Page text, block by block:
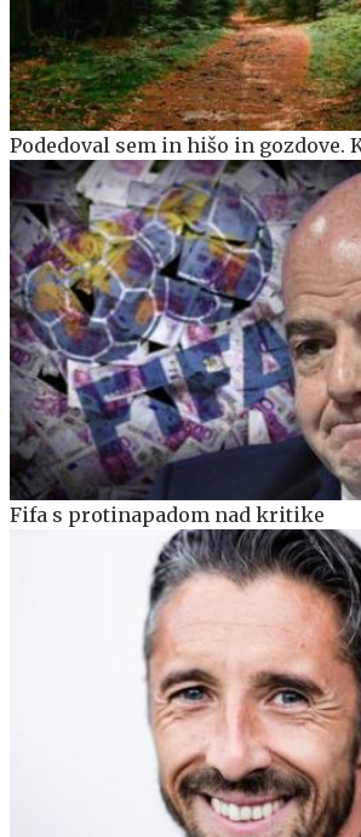
Podedoval sem in hišo in gozdove.
Fifa s protinapadom nad kritike